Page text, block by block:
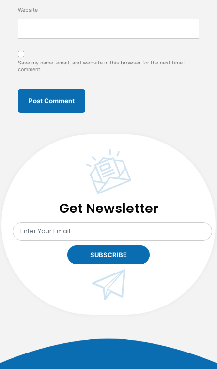
Website
Save my name, email, and website in this browser for the next time I
comment.
Get Newsletter